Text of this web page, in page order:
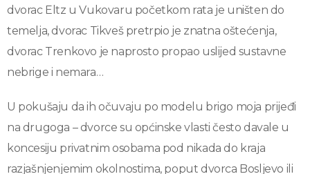
dvorac Eltz u Vukovaru početkom rata je uništen do
temelja, dvorac Tikveš pretrpio je znatna oštećenja,
dvorac Trenkovo je naprosto propao uslijed sustavne
nebrige i nemara…
U pokušaju da ih očuvaju po modelu brigo moja prijeđi
na drugoga – dvorce su općinske vlasti često davale u
koncesiju privatnim osobama pod nikada do kraja
razjašnjenjemim okolnostima, poput dvorca Bosljevo ili